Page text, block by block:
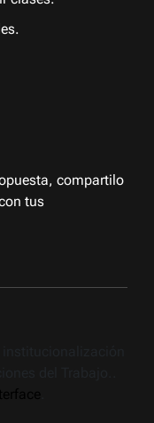
compartilo
tus